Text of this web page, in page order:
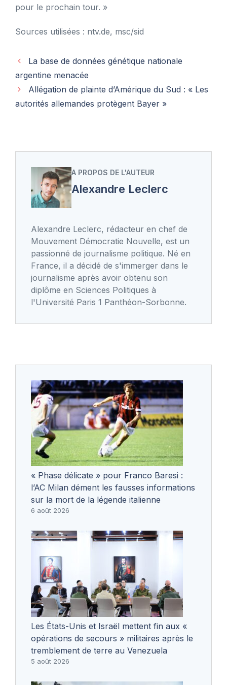
pour le prochain tour. »
Sources utilisées : ntv.de, msc/sid
La base de données génétique nationale
argentine menacée
Allégation de plainte d’Amérique du Sud : « Les
autorités allemandes protègent Bayer »
A PROPOS DE L'AUTEUR
Alexandre Leclerc
Alexandre Leclerc, rédacteur en chef de
Mouvement Démocratie Nouvelle, est un
passionné de journalisme politique. Né en
France, il a décidé de s'immerger dans le
journalisme après avoir obtenu son
diplôme en Sciences Politiques à
l'Université Paris 1 Panthéon-Sorbonne.
« Phase délicate » pour Franco Baresi :
l’AC Milan dément les fausses informations
sur la mort de la légende italienne
6 août 2026
Les États-Unis et Israël mettent fin aux «
opérations de secours » militaires après le
tremblement de terre au Venezuela
5 août 2026